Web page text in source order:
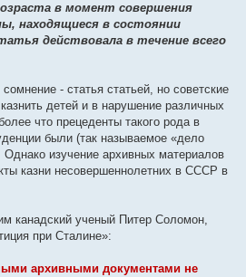
в момент совершения
находящиеся в состоянии
действовала в течение всего
- статья статьей, но советские
детей и в нарушение различных
что прецеденты такого рода в
были (так называемое «дело
изучение архивных материалов
казни несовершеннолетних в СССР в
канадский ученый Питер Соломон,
при Сталине»:
архивными документами не